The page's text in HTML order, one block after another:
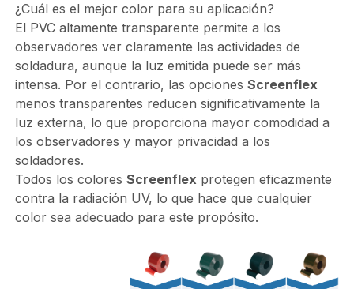
¿Cuál es el mejor color para su aplicación?
El PVC altamente transparente permite a los
observadores ver claramente las actividades de
soldadura, aunque la luz emitida puede ser más
intensa. Por el contrario, las opciones Screenflex
menos transparentes reducen significativamente la
luz externa, lo que proporciona mayor comodidad a
los observadores y mayor privacidad a los
soldadores.
Todos los colores Screenflex protegen eficazmente
contra la radiación UV, lo que hace que cualquier
color sea adecuado para este propósito.